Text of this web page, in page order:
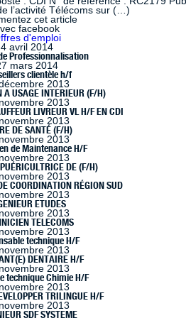
l’activité Télécoms sur (…)
cet article
facebook
d'emploi
4 avril 2014
Professionnalisation
mars 2014
clientèle h/f
2013
A USAGE INTERIEUR (F/H)
2013
LIVREUR VL H/F EN CDI
2013
DE SANTÉ (F/H)
2013
de Maintenance H/F
2013
DE (F/H)
2013
COORDINATION RÉGION SUD
2013
ETUDES
2013
TELECOMS
2013
technique H/F
2013
DENTAIRE H/F
2013
technique Chimie H/F
2013
TRILINGUE H/F
2013
SDF SYSTEME